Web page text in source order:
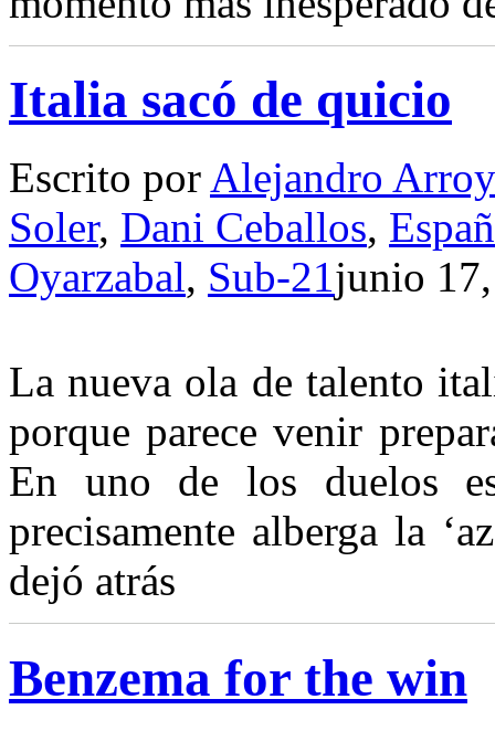
Italia sacó de quicio
Escrito por Alejandro
Soler, Dani Ceballos,
Oyarzabal, Sub-21junio
La nueva ola de talento
porque parece venir
En uno de los duelos
precisamente alberga la
dejó atrás
Benzema for the win